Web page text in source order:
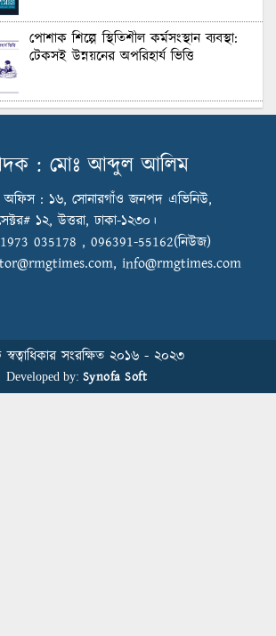
পোশাক শিল্পে স্থিতিশীল কর্মসংস্থান ব্যবস্থা:
টেকসই উন্নয়নের অপরিহার্য ভিত্তি
শুল্কের দেয়াল ভাঙার সুযোগ: মার্কিন বাজারে
Honoring Excellence: Texstream
Fashion Ltd. Rewards Best Workers–
2026
বিডিআরএমজিপি এফএনএফ ফাউন্ডেশনের
: মোঃ আব্দুল আলিম
অফিস : ১৬, সোনারগাঁও জনপদ এভিনিউ,
১২, উত্তরা, ঢাকা-১২৩০।
035178 , 096391-55162(নিউজ)
, info@rmgtimes.com
স্বত্বাধিকার সংরক্ষিত ২০১৬ - ২০২৩
Developed by: Synofa Soft